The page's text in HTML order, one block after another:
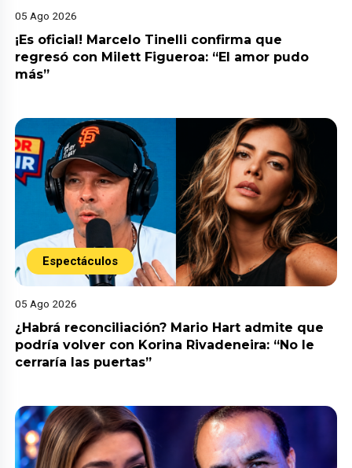
05 Ago 2026
¡Es oficial! Marcelo Tinelli confirma que
regresó con Milett Figueroa: “El amor pudo
más”
Espectáculos
05 Ago 2026
¿Habrá reconciliación? Mario Hart admite que
podría volver con Korina Rivadeneira: “No le
cerraría las puertas”